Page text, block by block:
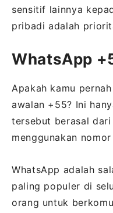
sensitif lainnya
pribadi adalah
WhatsApp
Apakah kamu
awalan +55? Ini
tersebut berasal
menggunakan nomor
WhatsApp adalah
paling populer di
orang untuk